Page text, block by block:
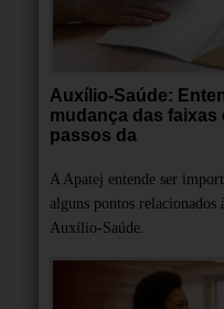
Auxílio-Saúde:
mudança das
passos da
A Apatej entende ser
alguns pontos relacionados
Auxílio-Saúde.